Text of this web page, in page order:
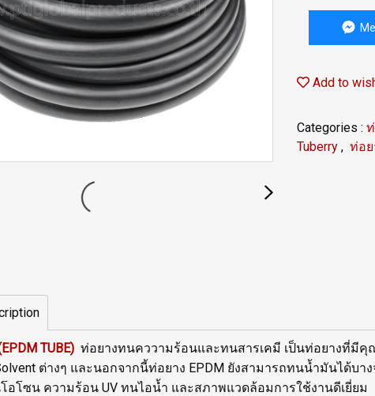
Add to
Categories :
Tuberry , ท่อย
TUBE) ท่อยางทนคววามร้อนและทนสารเคมี เป็นท่อยางที่มีคุ
ต่างๆ และนอกจากนี้ท่อยาง EPDM ยังสามารถทนน้ำมันได้บ
โซน ความร้อน UV ทนไอน้ำ และสภาพแวดล้อมการใช้งานดีเยี่ยม